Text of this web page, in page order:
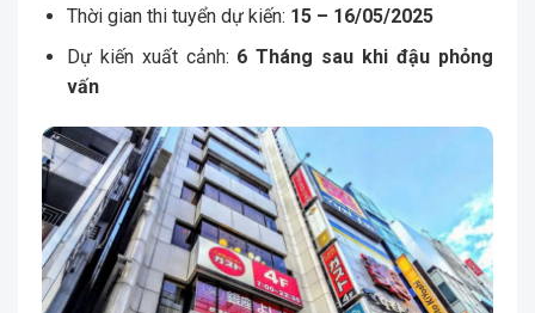
Thời gian thi tuyển dự kiến: 15 – 16/05/2025
Dự kiến xuất cảnh: 6 Tháng sau khi đậu phỏng
vấn